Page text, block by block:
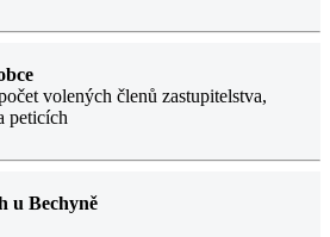
volených členů zastupitelstva,
peticích
u Bechyně